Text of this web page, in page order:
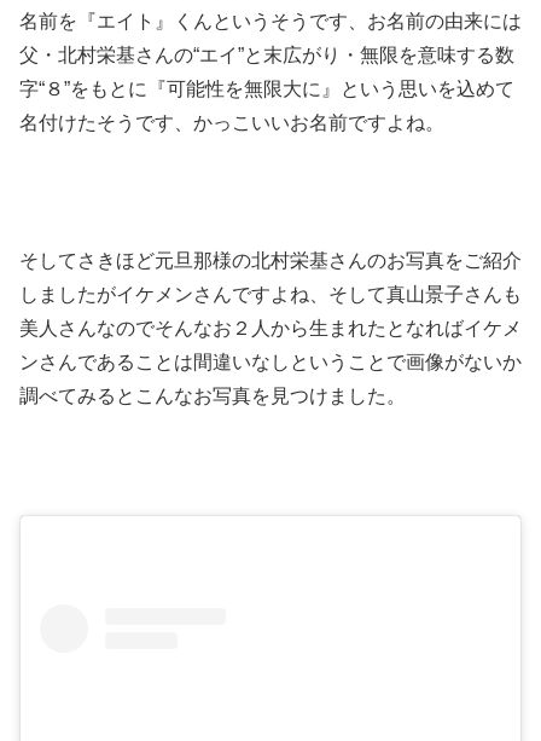
名前を『エイト』くんというそうです、お名前の由来には
父・北村栄基さんの“エイ”と末広がり・無限を意味する数
字“８”をもとに『可能性を無限大に』という思いを込めて
名付けたそうです、かっこいいお名前ですよね。
そしてさきほど元旦那様の北村栄基さんのお写真をご紹介
しましたがイケメンさんですよね、そして真山景子さんも
美人さんなのでそんなお２人から生まれたとなればイケメ
ンさんであることは間違いなしということで画像がないか
調べてみるとこんなお写真を見つけました。